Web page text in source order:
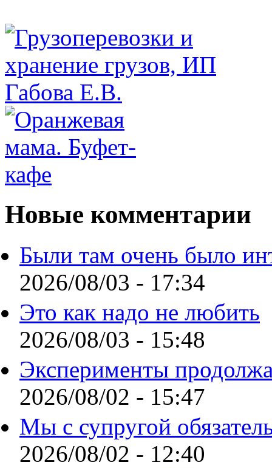
Новые комментарии
Были там очень было
2026/08/03 - 17:34
Это как надо не любить
2026/08/03 - 15:48
Эксперименты
2026/08/02 - 15:47
Мы с супругой
2026/08/02 - 12:40